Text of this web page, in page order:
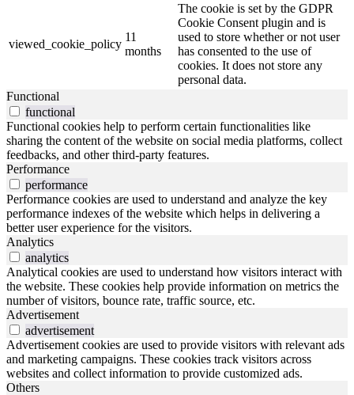
viewed_cookie_policy
11
months
The cookie is set by the GDPR
Cookie Consent plugin and is
used to store whether or not user
has consented to the use of
cookies. It does not store any
personal data.
Functional
functional
Functional cookies help to perform certain functionalities like
sharing the content of the website on social media platforms, collect
feedbacks, and other third-party features.
Performance
performance
Performance cookies are used to understand and analyze the key
performance indexes of the website which helps in delivering a
better user experience for the visitors.
Analytics
analytics
Analytical cookies are used to understand how visitors interact with
the website. These cookies help provide information on metrics the
number of visitors, bounce rate, traffic source, etc.
Advertisement
advertisement
Advertisement cookies are used to provide visitors with relevant ads
and marketing campaigns. These cookies track visitors across
websites and collect information to provide customized ads.
Others